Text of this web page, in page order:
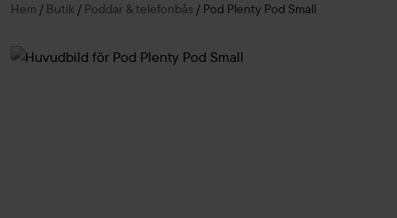
Hem / Butik / Poddar & telefonbås / Pod Plenty Pod Small